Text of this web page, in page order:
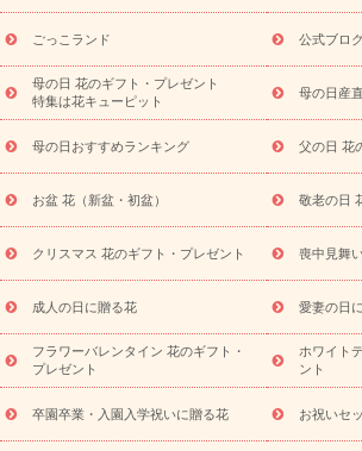
ら探す
お祝いの花特集 当日配達特急便
念日
結婚祝い 出産祝い 退院祝い・快
寿祝い
プチギフト ペットのお祝いフラワ
供え・お悔やみ商品一覧
お供え・お悔やみ
お供え プリザーブドフラワー
ペットのお
盆・初盆）
その他 お祝い返し お見舞い
ビジネス用
ご自宅用 観葉植物 ミデ
ドフラワー
スタイルから探す アレンジ
ンド花
お祝い お供え・お悔やみ 胡蝶蘭
ディ胡蝶蘭・お祝い
ミディ胡蝶蘭・お供え
観葉植物
観葉植物 産直多肉植物
プ
お祝い
お供え・お悔やみ 花とセットギ
プチギフト（hanamore -ハナモア-）
花と
キューピットのeGfit
カラー ピンク イ
ごっこランド 公式ブロ
母の日 花のギフト・プレゼント
特集は花キューピット
母の日産
母の日おすすめランキング 父の日 花
お盆 花（新盆・初盆） 敬老の日
クリスマス 花のギフト・プレゼント 喪中見舞
成人の日に贈る花 愛妻の日
フラワーバレンタイン 花のギフト・
プレゼント
ホワイト
ント
卒園卒業・入園入学祝いに贈る花 お祝いセ